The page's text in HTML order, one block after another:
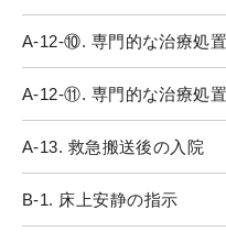
A-12-⑩. 専門的な治療処
A-12-⑪. 専門的な治療処
A-13. 救急搬送後の入院
B-1. 床上安静の指示